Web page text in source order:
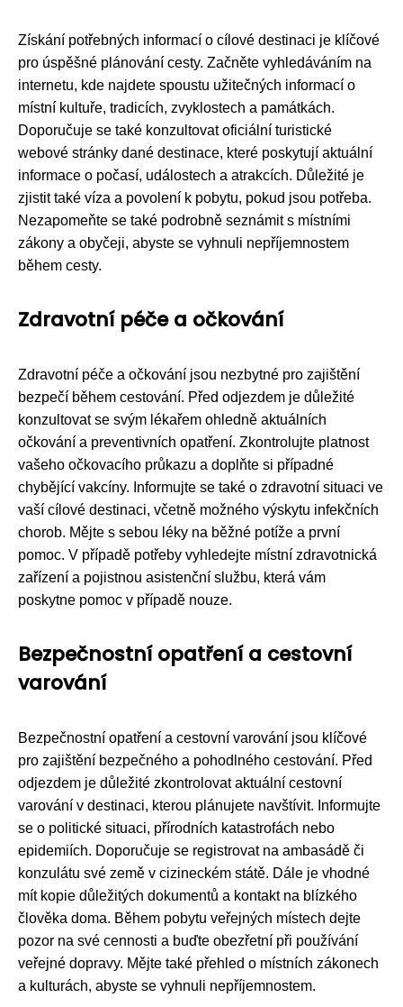
Získání potřebných informací o cílové destinaci je klíčové
pro úspěšné plánování cesty. Začněte vyhledáváním na
internetu, kde najdete spoustu užitečných informací o
místní kultuře, tradicích, zvyklostech a památkách.
Doporučuje se také konzultovat oficiální turistické
webové stránky dané destinace, které poskytují aktuální
informace o počasí, událostech a atrakcích. Důležité je
zjistit také víza a povolení k pobytu, pokud jsou potřeba.
Nezapomeňte se také podrobně seznámit s místními
zákony a obyčeji, abyste se vyhnuli nepříjemnostem
během cesty.
Zdravotní péče a očkování
Zdravotní péče a očkování jsou nezbytné pro zajištění
bezpečí během cestování. Před odjezdem je důležité
konzultovat se svým lékařem ohledně aktuálních
očkování a preventivních opatření. Zkontrolujte platnost
vašeho očkovacího průkazu a doplňte si případné
chybějící vakcíny. Informujte se také o zdravotní situaci ve
vaší cílové destinaci, včetně možného výskytu infekčních
chorob. Mějte s sebou léky na běžné potíže a první
pomoc. V případě potřeby vyhledejte místní zdravotnická
zařízení a pojistnou asistenční službu, která vám
poskytne pomoc v případě nouze.
Bezpečnostní opatření a cestovní
varování
Bezpečnostní opatření a cestovní varování jsou klíčové
pro zajištění bezpečného a pohodlného cestování. Před
odjezdem je důležité zkontrolovat aktuální cestovní
varování v destinaci, kterou plánujete navštívit. Informujte
se o politické situaci, přírodních katastrofách nebo
epidemiích. Doporučuje se registrovat na ambasádě či
konzulátu své země v cizineckém státě. Dále je vhodné
mít kopie důležitých dokumentů a kontakt na blízkého
člověka doma. Během pobytu veřejných místech dejte
pozor na své cennosti a buďte obezřetní při používání
veřejné dopravy. Mějte také přehled o místních zákonech
a kulturách, abyste se vyhnuli nepříjemnostem.